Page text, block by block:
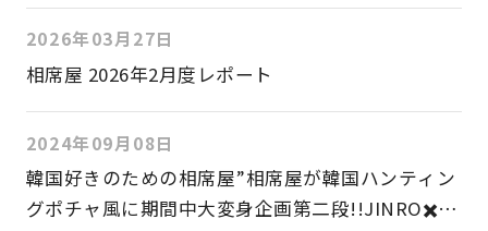
2026年03月27日
相席屋 2026年2月度レポート
2024年09月08日
韓国好きのための相席屋”相席屋が韓国ハンティン
グポチャ風に期間中大変身企画第二段!!JINRO✖️三